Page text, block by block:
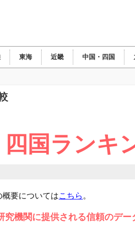
東海 近畿 中国・四国
国ランキ
要についてはこちら 。
究機関に提供される信頼のデー